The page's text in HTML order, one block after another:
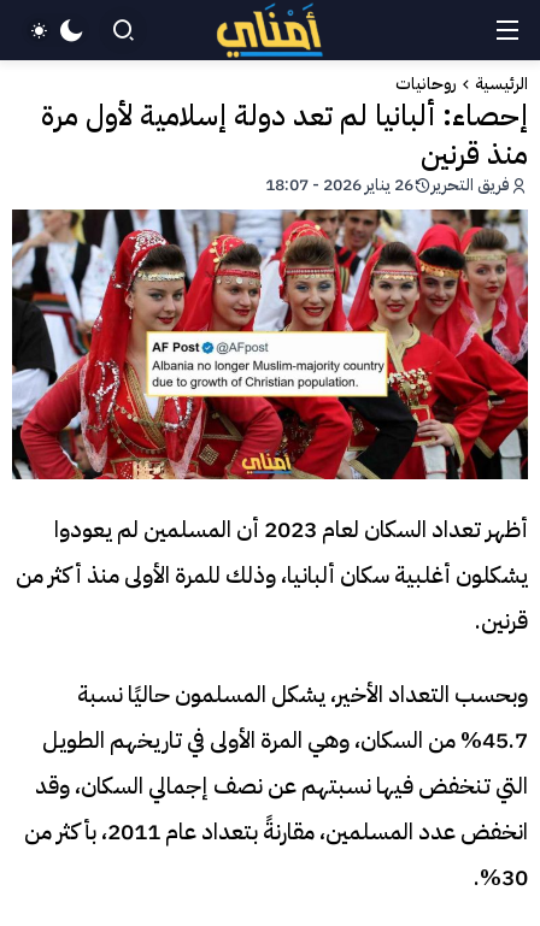
الرئيسية روحانيات
إحصاء: ألبانيا لم تعد دولة إسلامية لأول مرة
منذ قرنين
فريق التحرير 26 يناير 2026 - 18:07
أظهر تعداد السكان لعام 2023 أن المسلمين لم يعودوا
يشكلون أغلبية سكان ألبانيا، وذلك للمرة الأولى منذ أكثر من
قرنين.
وبحسب التعداد الأخير، يشكل المسلمون حاليًا نسبة
45.7% من السكان، وهي المرة الأولى في تاريخهم الطويل
التي تنخفض فيها نسبتهم عن نصف إجمالي السكان، وقد
انخفض عدد المسلمين، مقارنةً بتعداد عام 2011، بأكثر من
30%.